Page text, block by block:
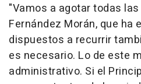
"Vamos a agotar todas
Fernández Morán, que ha
dispuestos a recurrir
es necesario. Lo de este
administrativo. Si el